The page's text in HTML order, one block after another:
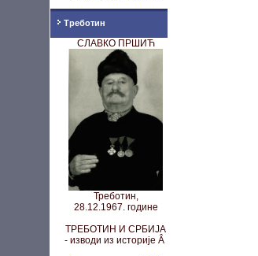
Треботин
СЛАВКО ПРШИЋ
Треботин,
28.12.1967. године
ТРЕБОТИН И СРБИЈА
- изводи из историје Â